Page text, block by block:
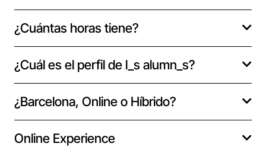
¿Cuántas horas tiene?
¿Cuál es el perfil de l_s alumn_s?
¿Barcelona, Online o Híbrido?
Online Experience